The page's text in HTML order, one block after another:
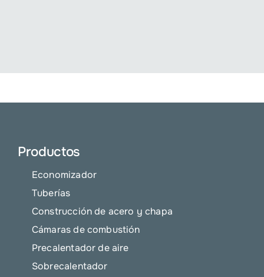
Productos
Economizador
Tuberías
Construcción de acero y chapa
Cámaras de combustión
Precalentador de aire
Sobrecalentador